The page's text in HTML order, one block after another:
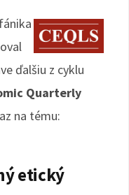
o e
ďalšiu z cyklu
Quarterly
na tému:
etický